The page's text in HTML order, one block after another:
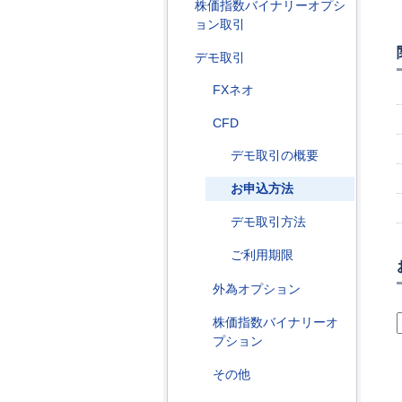
株価指数バイナリーオプシ
ョン取引
デモ取引
FXネオ
CFD
デモ取引の概要
お申込方法
デモ取引方法
ご利用期限
外為オプション
株価指数バイナリーオ
プション
その他